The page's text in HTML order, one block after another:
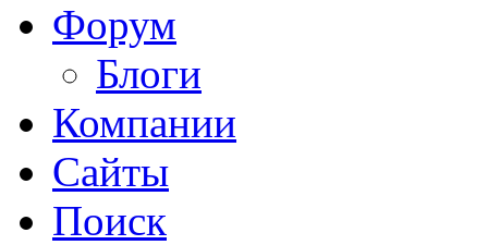
Форум
Блоги
Компании
Сайты
Поиск